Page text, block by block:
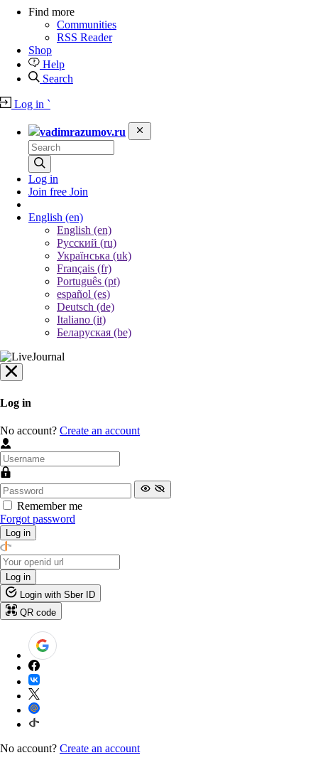
Find more
Communities
RSS Reader
Shop
Help
Search
Log in `
vadimrazumov.ru
Log in
Join free Join
English (en)
English (en)
Русский (ru)
Українська (uk)
Français (fr)
Português (pt)
español (es)
Deutsch (de)
Italiano (it)
Беларуская (be)
Log in
No account? Create an account
Remember me
Forgot password
Log in
Log in
Login with Sber ID
QR code
No account? Create an account